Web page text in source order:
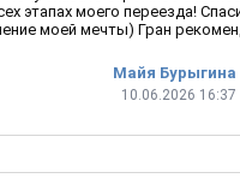
Майя Бурыгина
10.06.2026 16:37
этапах моего переезда!
моей мечты) Гран